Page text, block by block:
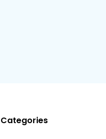
Categories